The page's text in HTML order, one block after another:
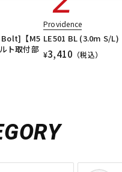
Bolt]【M5
ト取付部
Providence
LE501 BL (3.0m S/L)
¥3,410 （税込）